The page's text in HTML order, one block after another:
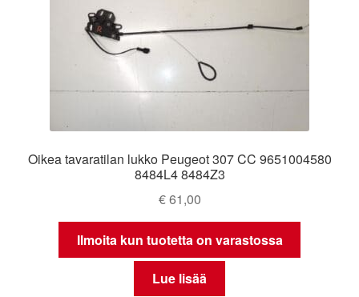
Oikea tavaratilan lukko Peugeot 307 CC 9651004580
8484L4 8484Z3
€61,00
Ilmoita kun tuotetta on varastossa
Lue lisää